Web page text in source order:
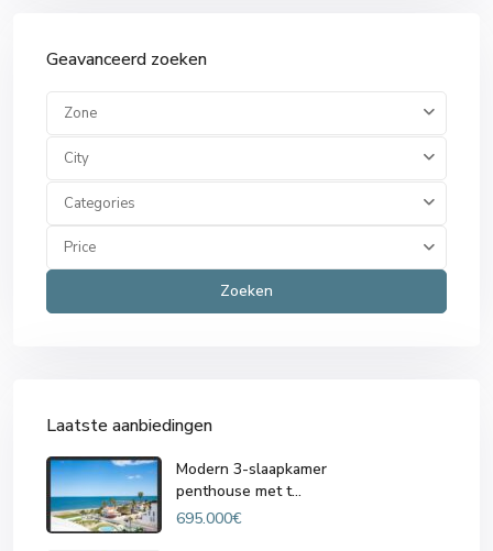
Geavanceerd zoeken
Zone
City
Categories
Price
Zoeken
Laatste aanbiedingen
Modern 3-slaapkamer
penthouse met t...
695.000€